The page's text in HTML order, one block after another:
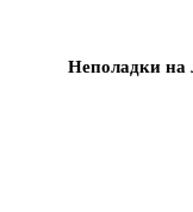
Неполадки на